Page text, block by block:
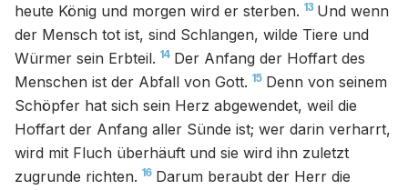
heute König und morgen wird er sterben. 13 Und wenn
der Mensch tot ist, sind Schlangen, wilde Tiere und
Würmer sein Erbteil. 14 Der Anfang der Hoffart des
Menschen ist der Abfall von Gott. 15 Denn von seinem
Schöpfer hat sich sein Herz abgewendet, weil die
Hoffart der Anfang aller Sünde ist; wer darin verharrt,
wird mit Fluch überhäuft und sie wird ihn zuletzt
zugrunde richten. 16 Darum beraubt der Herr die